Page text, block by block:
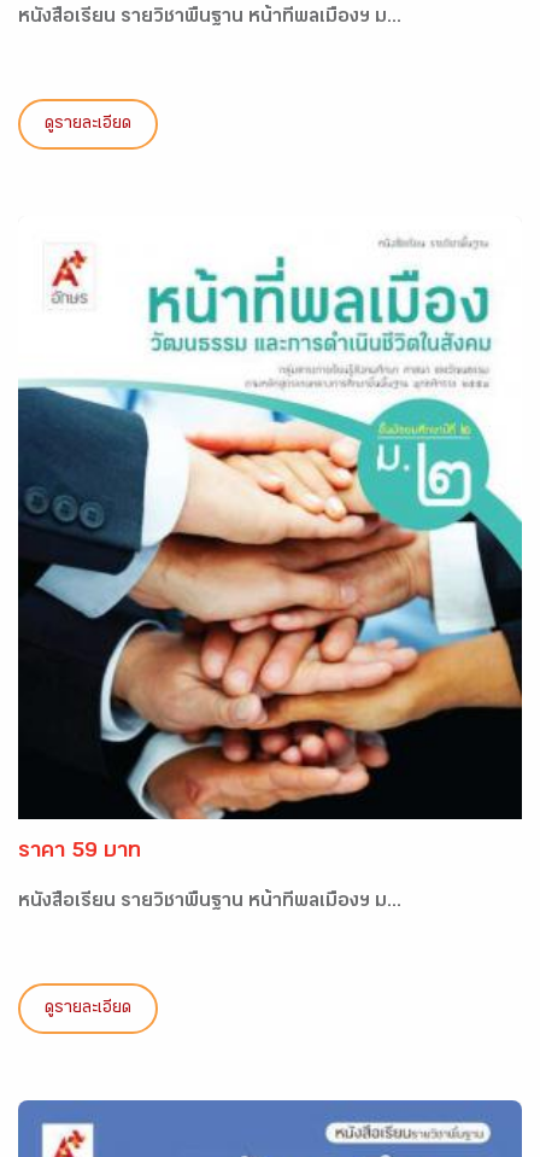
หนังสือเรียน รายวิชาพื้นฐาน หน้าที่พลเมืองฯ ม...
ดูรายละเอียด
ราคา 59 บาท
หนังสือเรียน รายวิชาพื้นฐาน หน้าที่พลเมืองฯ ม...
ดูรายละเอียด